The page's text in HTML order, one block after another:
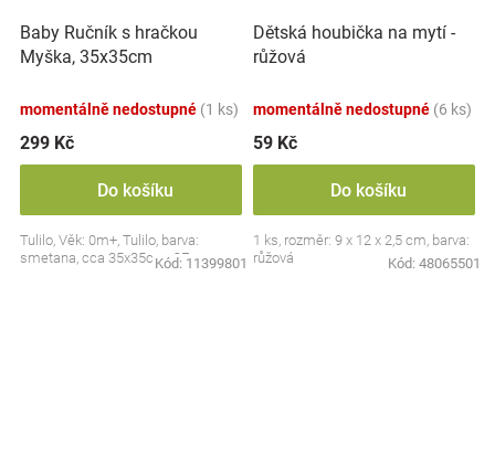
Baby Ručník s hračkou
Myška, 35x35cm
momentálně nedostupné (1 ks)
299 Kč
Do košíku
Tulilo, Věk: 0m+, Tulilo, barva:
smetana, cca 35x35cm, CE
Kód: 11399801
Dětská houbička na mytí -
růžová
momentálně nedostupné (6 ks)
59 Kč
Do košíku
1 ks, rozměr: 9 x 12 x 2,5 cm, barva:
růžová
Kód: 48065501